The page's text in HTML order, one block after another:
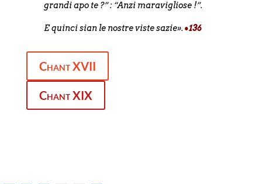
grandi apo te ?” : “Anzi maravigliose !”.
E quinci sian le nostre viste sazie». •136
Chant XVII
Chant XIX